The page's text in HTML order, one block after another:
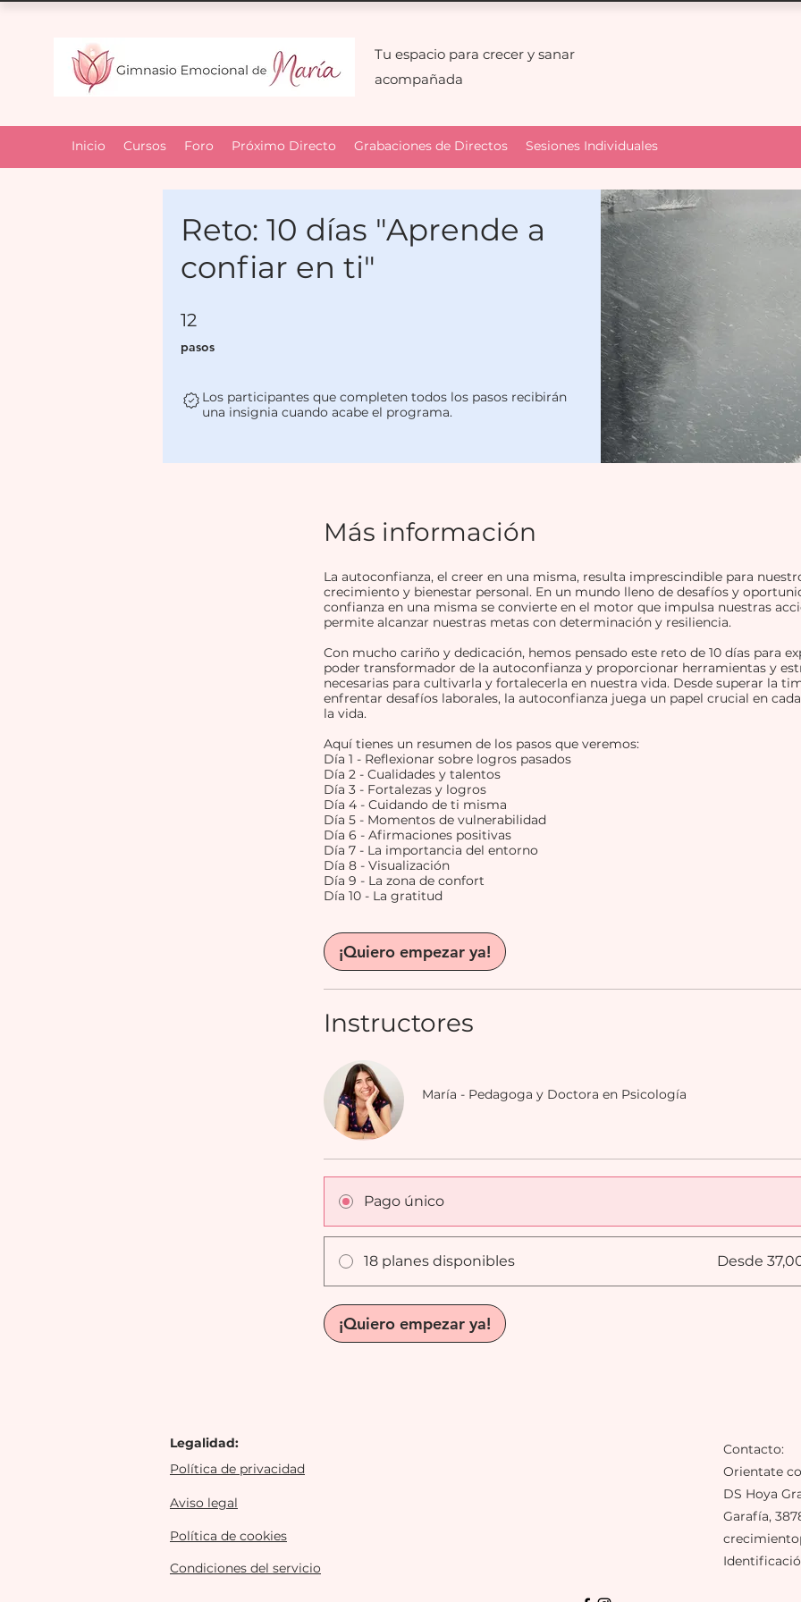
Tu espacio para crecer y sanar
acompañada
Inicio Cursos Foro Próximo Directo Grabaciones de Directos Sesiones Individuales
Reto: 10 días "Aprende a
confiar en ti"
12
pasos
12 pasos
Los participantes que completen todos los pasos recibirán
una insignia cuando acabe el programa.
Más información
La autoconfianza, el creer en una misma, resulta imprescindible para
crecimiento y bienestar personal. En un mundo lleno de desafíos y
confianza en una misma se convierte en el motor que impulsa nuestras
permite alcanzar nuestras metas con determinación y resiliencia.
Con mucho cariño y dedicación, hemos pensado este reto de 10 días para
poder transformador de la autoconfianza y proporcionar herramientas y
necesarias para cultivarla y fortalecerla en nuestra vida. Desde superar la
enfrentar desafíos laborales, la autoconfianza juega un papel crucial en
la vida.
Aquí tienes un resumen de los pasos que veremos:
Día 1 - Reflexionar sobre logros pasados
Día 2 - Cualidades y talentos
Día 3 - Fortalezas y logros
Día 4 - Cuidando de ti misma
Día 5 - Momentos de vulnerabilidad
Día 6 - Afirmaciones positivas
Día 7 - La importancia del entorno
Día 8 - Visualización
Día 9 - La zona de confort
Día 10 - La gratitud
¡Quiero empezar ya!
Instructores
María - Pedagoga y Doctora en Psicología
Pago único
18 planes disponibles Desde
¡Quiero empezar ya!
Legalidad:
Política de privacidad
Aviso legal
Política de cookies
Condiciones del servicio
Contacto:
Orientate
DS Hoya
Garafía,